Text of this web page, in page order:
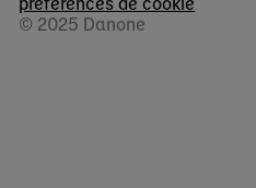
© 2025 Danone